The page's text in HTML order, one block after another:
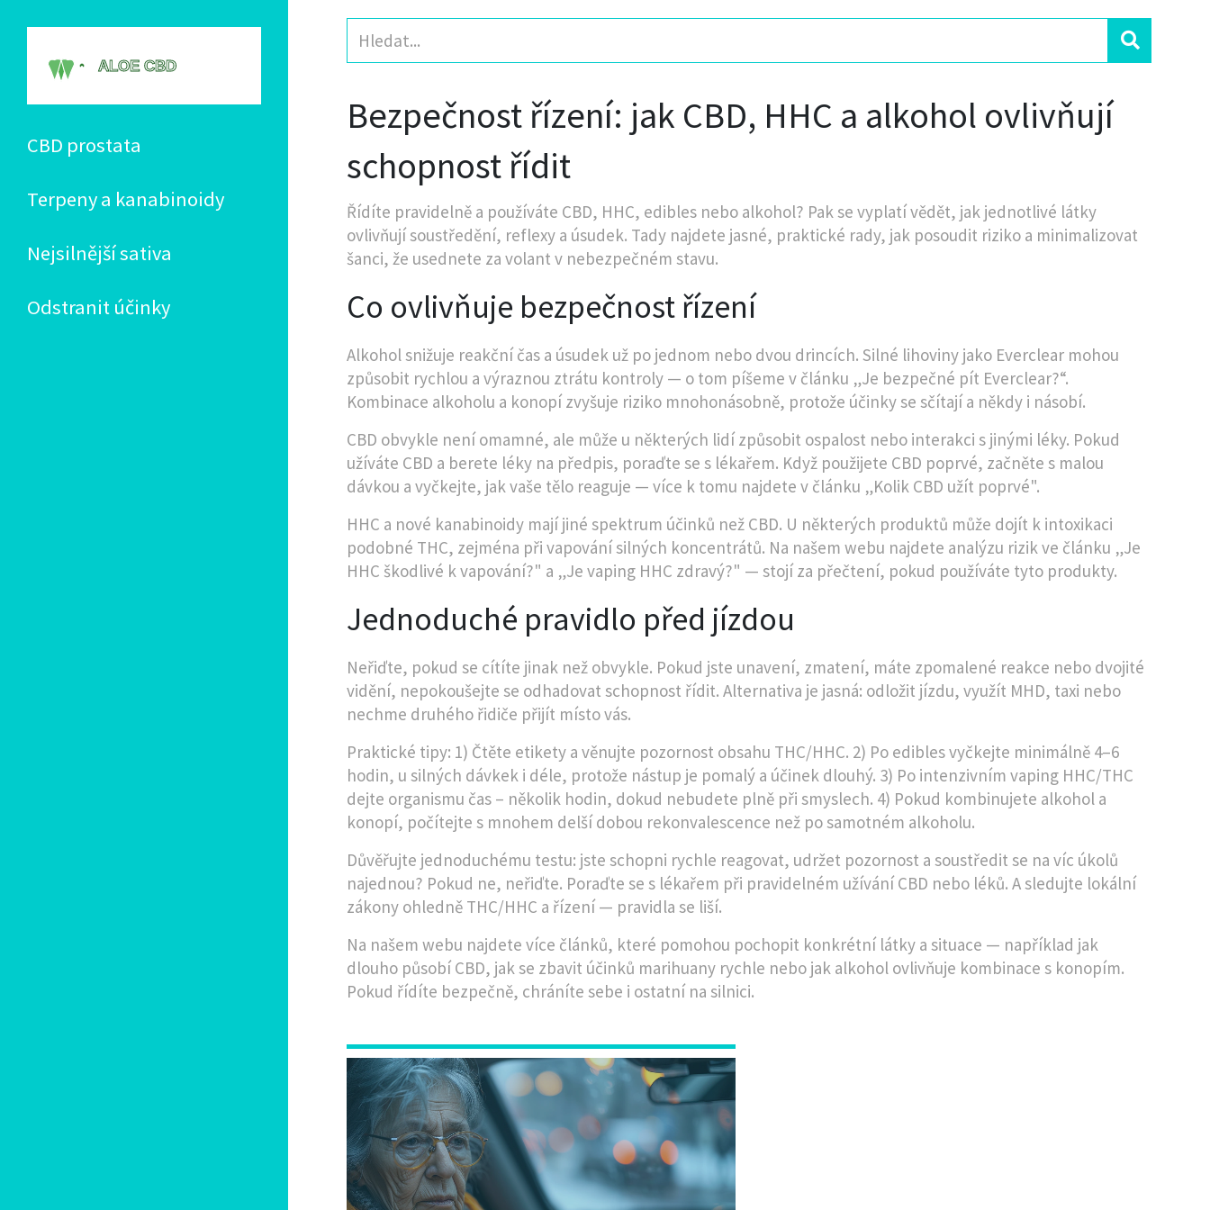
CBD prostata
Terpeny a kanabinoidy
Nejsilnější sativa
Odstranit účinky
Bezpečnost řízení: jak CBD, HHC a alkohol ovlivňují
schopnost řídit
Řídíte pravidelně a používáte CBD, HHC, edibles nebo alkohol? Pak se vyplatí vědět, jak jednotlivé látky
ovlivňují soustředění, reflexy a úsudek. Tady najdete jasné, praktické rady, jak posoudit riziko a minimalizovat
šanci, že usednete za volant v nebezpečném stavu.
Co ovlivňuje bezpečnost řízení
Alkohol snižuje reakční čas a úsudek už po jednom nebo dvou drincích. Silné lihoviny jako Everclear mohou
způsobit rychlou a výraznou ztrátu kontroly — o tom píšeme v článku „Je bezpečné pít Everclear?“.
Kombinace alkoholu a konopí zvyšuje riziko mnohonásobně, protože účinky se sčítají a někdy i násobí.
CBD obvykle není omamné, ale může u některých lidí způsobit ospalost nebo interakci s jinými léky. Pokud
užíváte CBD a berete léky na předpis, poraďte se s lékařem. Když použijete CBD poprvé, začněte s malou
dávkou a vyčkejte, jak vaše tělo reaguje — více k tomu najdete v článku „Kolik CBD užít poprvé".
HHC a nové kanabinoidy mají jiné spektrum účinků než CBD. U některých produktů může dojít k intoxikaci
podobné THC, zejména při vapování silných koncentrátů. Na našem webu najdete analýzu rizik ve článku „Je
HHC škodlivé k vapování?" a „Je vaping HHC zdravý?" — stojí za přečtení, pokud používáte tyto produkty.
Jednoduché pravidlo před jízdou
Neřiďte, pokud se cítíte jinak než obvykle. Pokud jste unavení, zmatení, máte zpomalené reakce nebo dvojité
vidění, nepokoušejte se odhadovat schopnost řídit. Alternativa je jasná: odložit jízdu, využít MHD, taxi nebo
nechme druhého řidiče přijít místo vás.
Praktické tipy: 1) Čtěte etikety a věnujte pozornost obsahu THC/HHC. 2) Po edibles vyčkejte minimálně 4–6
hodin, u silných dávkek i déle, protože nástup je pomalý a účinek dlouhý. 3) Po intenzivním vaping HHC/THC
dejte organismu čas – několik hodin, dokud nebudete plně při smyslech. 4) Pokud kombinujete alkohol a
konopí, počítejte s mnohem delší dobou rekonvalescence než po samotném alkoholu.
Důvěřujte jednoduchému testu: jste schopni rychle reagovat, udržet pozornost a soustředit se na víc úkolů
najednou? Pokud ne, neřiďte. Poraďte se s lékařem při pravidelném užívání CBD nebo léků. A sledujte lokální
zákony ohledně THC/HHC a řízení — pravidla se liší.
Na našem webu najdete více článků, které pomohou pochopit konkrétní látky a situace — například jak
dlouho působí CBD, jak se zbavit účinků marihuany rychle nebo jak alkohol ovlivňuje kombinace s konopím.
Pokud řídíte bezpečně, chráníte sebe i ostatní na silnici.